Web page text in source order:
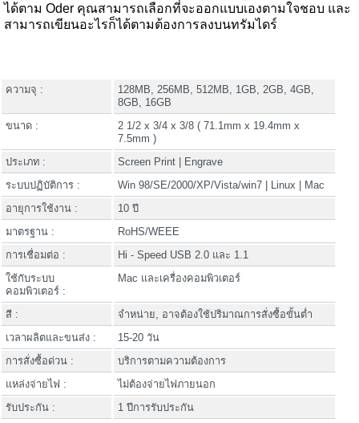
ได้ตาม Oder คุณสามารถเลือกที่จะออกแบบเองตามใจชอบ และ
สามารถเขียนอะไรก็ได้ตามต้องการลงบนทรัมไดร์
ความจุ :
128MB, 256MB, 512MB, 1GB, 2GB, 4GB,
8GB, 16GB
ขนาด :
2 1/2 x 3/4 x 3/8 ( 71.1mm x 19.4mm x
7.5mm )
ประเภท :
Screen Print | Engrave
ระบบปฏิบัติการ :
Win 98/SE/2000/XP/Vista/win7 | Linux | Mac
อายุการใช้งาน :
10 ปี
มาตรฐาน :
RoHS/WEEE
การเชื่อมต่อ :
Hi - Speed USB 2.0 และ 1.1
ใช้กับระบบ
คอมพิวเตอร์ :
Mac และเครื่องคอมพิวเตอร์
สี :
จำหน่าย, อาจต้องใช้ปริมาณการสั่งซื้อขั้นต่ำ
เวลาผลิตและขนส่ง :
15-20 วัน
การสั่งซื้อด่วน :
บริการตามความต้องการ
แหล่งจ่ายไฟ :
ไม่ต้องจ่ายไฟภายนอก
รับประกัน :
1 ปีการรับประกัน